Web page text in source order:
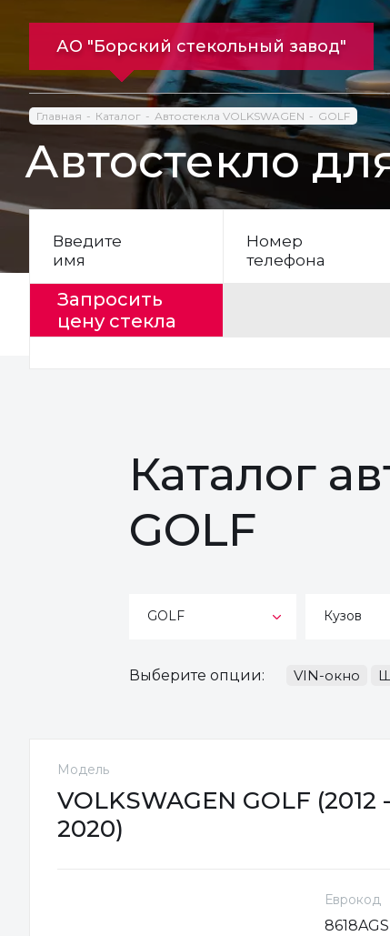
АО "Борский стекольный завод"
Главная Каталог Автостекла VOLKSWAGEN GOLF
Автостекло
Введите
имя
Номер
телефона
Запросить
цену стекла
Каталог
GOLF
GOLF Кузов
Выберите опции: VIN-окно
Модель
VOLKSWAGEN GOLF (2012 -
2020)
Еврокод